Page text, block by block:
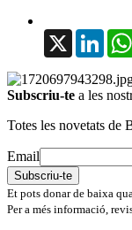
X
Subscriu-te a les
Totes les novetats de
Email
Et pots donar de baixa
Per a més informació,